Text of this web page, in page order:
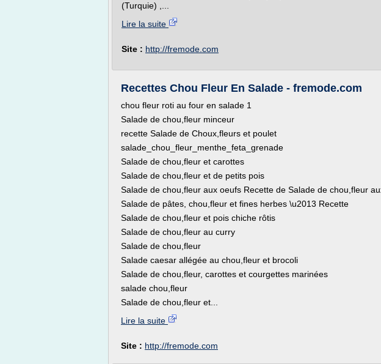
(Turquie) ,...
Lire la suite
Site : http://fremode.com
Recettes Chou Fleur En Salade - fremode.com
chou fleur roti au four en salade 1
Salade de chou,fleur minceur
recette Salade de Choux,fleurs et poulet
salade_chou_fleur_menthe_feta_grenade
Salade de chou,fleur et carottes
Salade de chou,fleur et de petits pois
Salade de chou,fleur aux oeufs Recette de Salade de chou,fleur
Salade de pâtes, chou,fleur et fines herbes \u2013 Recette
Salade de chou,fleur et pois chiche rôtis
Salade de chou,fleur au curry
Salade de chou,fleur
Salade caesar allégée au chou,fleur et brocoli
Salade de chou,fleur, carottes et courgettes marinées
salade chou,fleur
Salade de chou,fleur et...
Lire la suite
Site : http://fremode.com